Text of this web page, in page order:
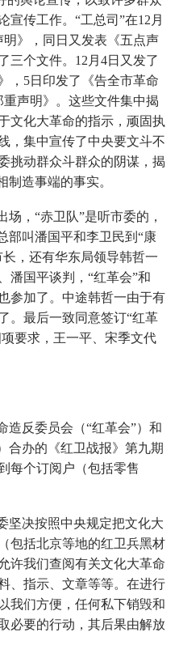
宣传工作。“工总司”在12月
》，同日又发表《五点声
三个文件。12月4日又发了
，5日印发了《告全市革命
声明》。这些文件集中揭
文化大革命的指示，顽固执
，集中宣传了中央要文斗不
挑动群众斗群众的阴谋，揭
制造事端的事实。
，“赤卫队”是听市委的，
部叫潘国平和李卫民到“康
，还有华东局领导韩哲一
潘国平谈判，“红革会”和
参加了。中途韩哲一由于有
。最后一致同意签订“红革
要求，王一平、宋季文代
造反委员会（“红革会”）和
合办的《红卫战报》第九期
每个订阅户（包括零售
坚决按照中央规定把文化大
包括北京等地的红卫兵黑材
许我们查阅有关文化大革命
、指示、文章等等。在进行
我们方便，任何私下销毁和
必要的行动，其后果由解放